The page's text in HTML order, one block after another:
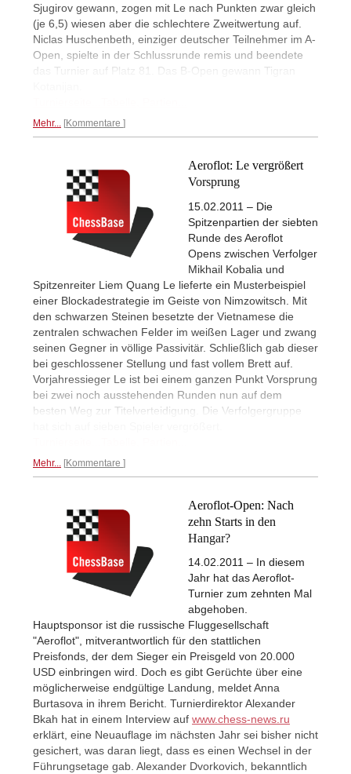
Sjugirov gewann, zogen mit Le nach Punkten zwar gleich
(je 6,5) wiesen aber die schlechtere Zweitwertung auf.
Niclas Huschenbeth, einziger deutscher Teilnehmer im A-
Open, spielte in der Schlussrunde remis und beendete
das Turnier auf Platz 81. Das B-Open gewann Tigran
Mehr... Kommentare
Aeroflot: Le vergrößert
Vorsprung
15.02.2011 – Die
Spitzenpartien der siebten
Runde des Aeroflot
Opens zwischen Verfolger
Mikhail Kobalia und
Spitzenreiter Liem Quang Le lieferte ein Musterbeispiel
einer Blockadestrategie im Geiste von Nimzowitsch. Mit
den schwarzen Steinen besetzte der Vietnamese die
zentralen schwachen Felder im weißen Lager und zwang
seinen Gegner in völlige Passivitär. Schließlich gab dieser
bei geschlossener Stellung und fast vollem Brett auf.
Vorjahressieger Le ist bei einem ganzen Punkt Vorsprung
bei zwei noch ausstehenden Runden nun auf dem
besten Weg zur Titelverteidigung. Die Verfolgergruppe
Mehr... Kommentare
Aeroflot-Open: Nach
zehn Starts in den
Hangar?
14.02.2011 – In diesem
Jahr hat das Aeroflot-
Turnier zum zehnten Mal
abgehoben.
Hauptsponsor ist die russische Fluggesellschaft
"Aeroflot", mitverantwortlich für den stattlichen
Preisfonds, der dem Sieger ein Preisgeld von 20.000
USD einbringen wird. Doch es gibt Gerüchte über eine
möglicherweise endgültige Landung, meldet Anna
Burtasova in ihrem Bericht. Turnierdirektor Alexander
Bkah hat in einem Interview auf www.chess-news.ru
erklärt, eine Neuauflage im nächsten Jahr sei bisher nicht
gesichert, was daran liegt, dass es einen Wechsel in der
Führungsetage gab. Alexander Dvorkovich, bekanntlich